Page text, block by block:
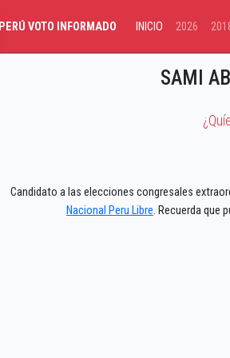
PERÚ VOTO INFORMADO INICIO 2026
SAMI
Candidato a las elecciones congresales
Nacional Peru Libre. Recuerda que